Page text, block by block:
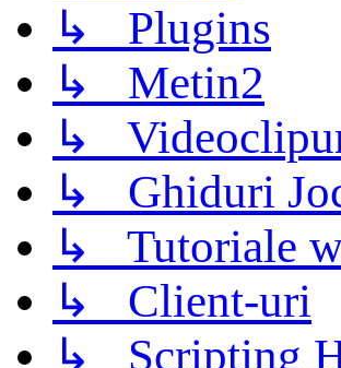
↳ Plugins
↳ Metin2
↳
↳ Ghiduri
↳ Tutoriale
↳ Client-uri
↳ Scripting